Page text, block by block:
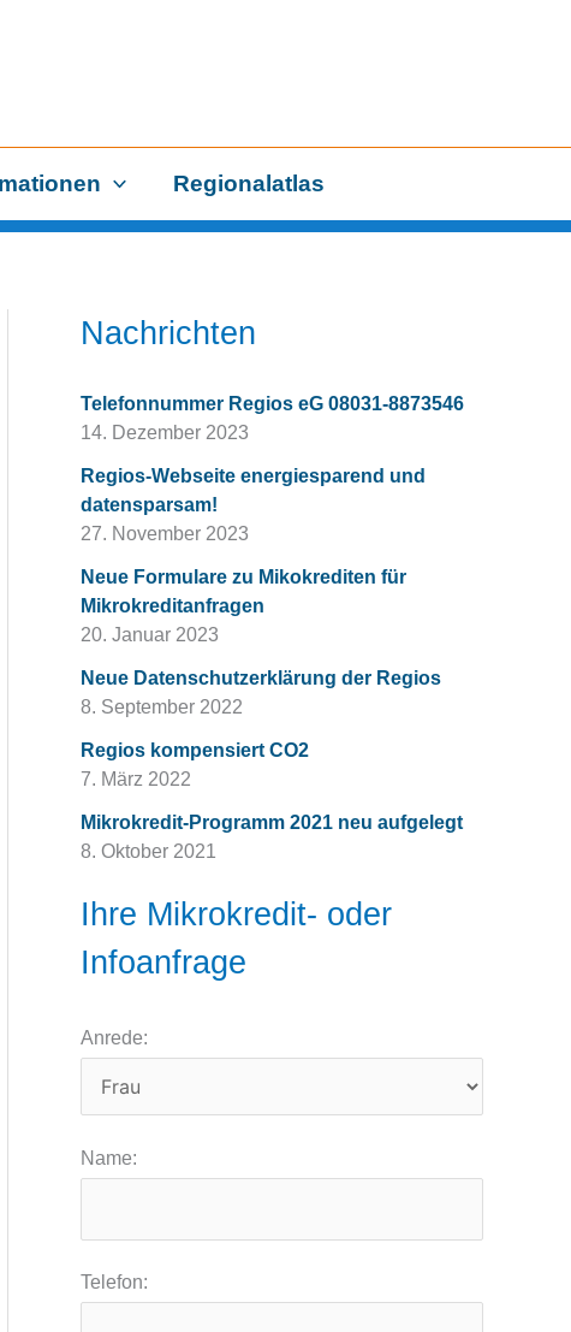
Regionalatlas
Nachrichten
Telefonnummer Regios eG 08031-8873546
14. Dezember 2023
Regios-Webseite energiesparend und
datensparsam!
27. November 2023
Neue Formulare zu Mikokrediten für
Mikrokreditanfragen
20. Januar 2023
Neue Datenschutzerklärung der Regios
8. September 2022
Regios kompensiert CO2
7. März 2022
Mikrokredit-Programm 2021 neu aufgelegt
8. Oktober 2021
Ihre Mikrokredit- oder
Infoanfrage
Anrede:
Name:
Telefon: